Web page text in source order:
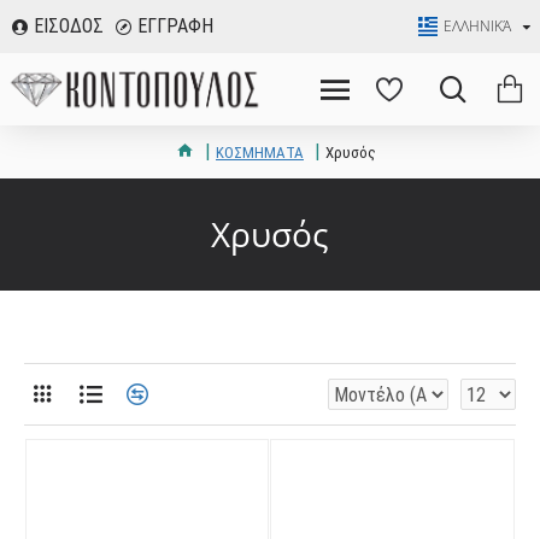
ΕΙΣΟΔΟΣ ΕΓΓΡΑΦΗ ΕΛΛΗΝΙΚΆ
ΚΟΣΜΗΜΑΤΑ Χρυσός
Χρυσός